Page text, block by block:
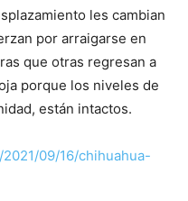
les cambian
por arraigarse en
que otras regresan a
porque los niveles de
están intactos.
09/16/chihuahua-